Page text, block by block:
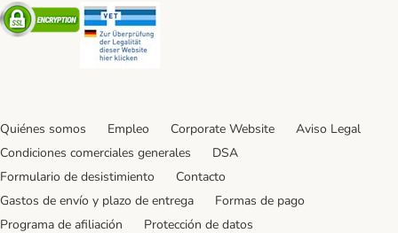
Security
Quiénes somos Empleo Corporate Website
Aviso Legal
Condiciones comerciales generales
DSA
Formulario de desistimiento
Contacto
Gastos de envío y plazo de entrega
Formas de pago
Programa de afiliación
Protección de datos